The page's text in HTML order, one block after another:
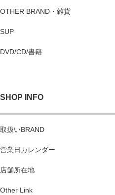
OTHER BRAND・雑貨
SUP
DVD/CD/書籍
SHOP INFO
取扱いBRAND
営業日カレンダー
店舗所在地
Other Link